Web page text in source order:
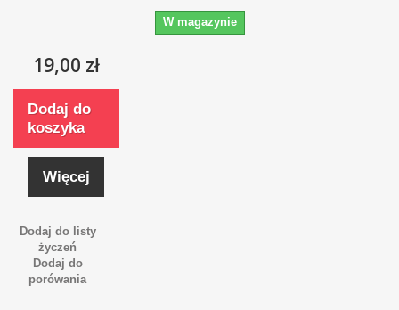
W magazynie
19,00 zł
Dodaj do
koszyka
Więcej
Dodaj do listy
życzeń
Dodaj do
porówania